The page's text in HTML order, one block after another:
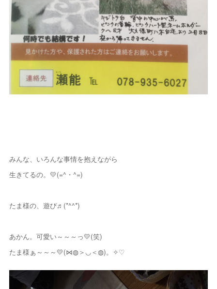
みんな、いろんな事情を抱えながら
生きてるの。💛(=^・^=)
たま様の、遊び♬(*^^*)
あかん。可愛い～～～っ💛(笑)
たま様ぁ～～～💛(⋈◍＞◡＜◍)。✧♡